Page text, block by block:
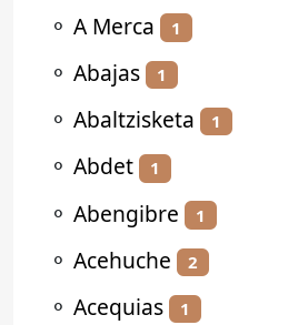
⚬ A Merca 1
⚬ Abajas 1
⚬ Abaltzisketa 1
⚬ Abdet 1
⚬ Abengibre 1
⚬ Acehuche 2
⚬ Acequias 1